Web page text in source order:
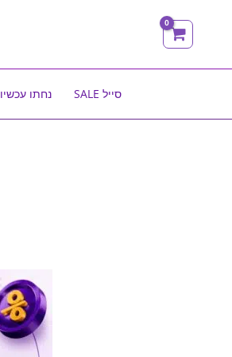
סייל SALE נחתו עכשיו